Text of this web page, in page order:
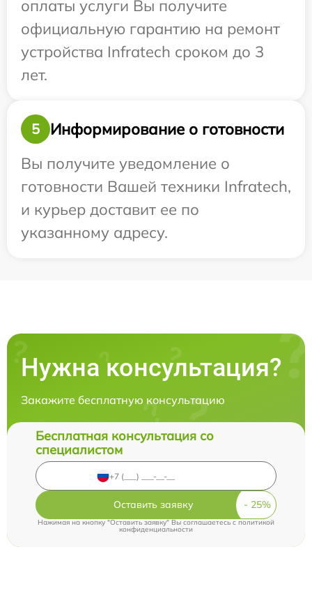
оплаты услуги Вы получите
официальную гарантию на ремонт
устройства Infratech сроком до 3
лет.
5
Информирование о готовности
Вы получите уведомление о
готовности Вашей техники Infratech,
и курьер доставит ее по
указанному адресу.
Нужна консультация?
Закажите бесплатную консультацию
Бесплатная консультация со
специалистом
Оставить заявку
Нажимая на кнопку "Оставить заявку" Вы соглашаетесь cполитикой
конфиденциальности